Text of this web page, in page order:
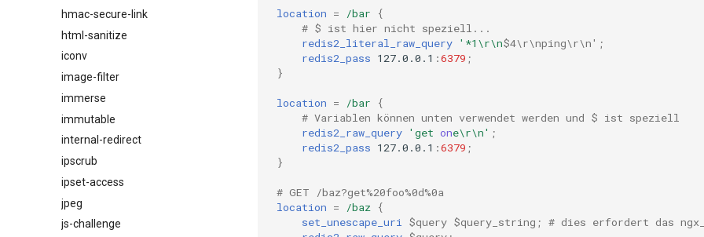
hmac-secure-link
html-sanitize
iconv
image-filter
immerse
immutable
internal-redirect
ipscrub
ipset-access
jpeg
js-challenge
location = /bar
{
# $ ist hier nicht speziell...
redis2_literal_raw_query '*1\r\n$4\r\nping\r\n' ;
redis2_pass 127.0.0.1 :6379 ;
}
location = /bar
{
# Variablen können unten verwendet werden und $ ist speziell
redis2_raw_query 'get one\r\n' ;
redis2_pass 127.0.0.1 :6379 ;
}
# GET /baz?get%20foo%0d%0a
location = /baz
{
set_unescape_uri
$query $query_string ; # dies erfordert das